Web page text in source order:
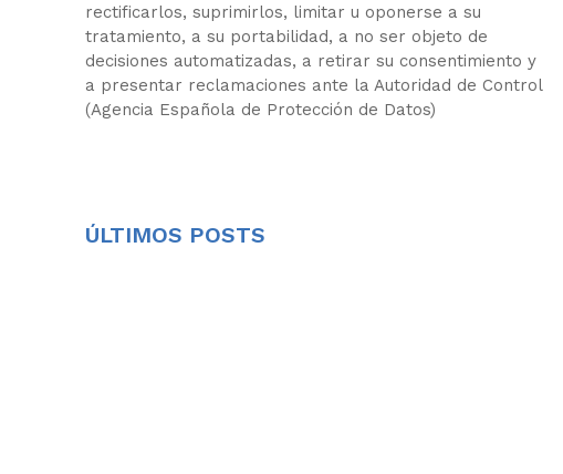
rectificarlos, suprimirlos, limitar u oponerse a su
tratamiento, a su portabilidad, a no ser objeto de
decisiones automatizadas, a retirar su consentimiento y
a presentar reclamaciones ante la Autoridad de Control
(Agencia Española de Protección de Datos)
ÚLTIMOS POSTS